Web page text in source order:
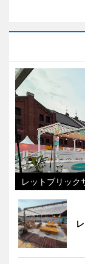
レットブリッ